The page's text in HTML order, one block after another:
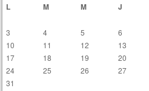
L M M J
3
4 5 6
10
11 12 13
17
18 19 20
24
25 26 27
31